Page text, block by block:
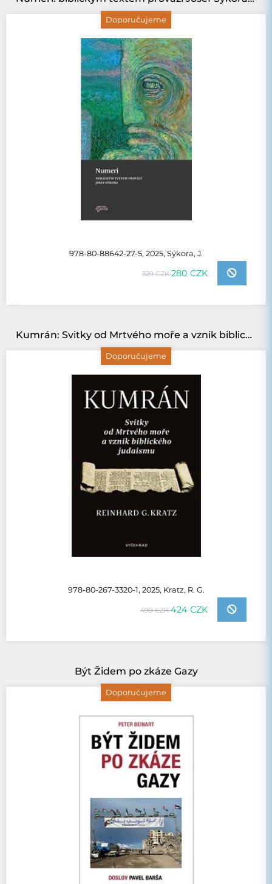
Doporučujeme
978-80-88642-27-5, 2025, Sýkora, J.
329 CZK280 CZK
Doporučujeme
Kumrán: Svitky od Mrtvého moře a vznik biblického judaismu
978-80-267-3320-1, 2025, Kratz, R. G.
499 CZK424 CZK
Doporučujeme
Být Židem po zkáze Gazy